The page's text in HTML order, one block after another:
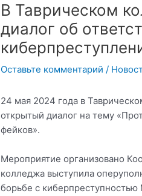
В Таврическом
диалог об
Оставьте комментарий /
24 мая 2024 года в
открытый диалог на тему
фейков».
Мероприятие организовано
колледжа выступила
борьбе с